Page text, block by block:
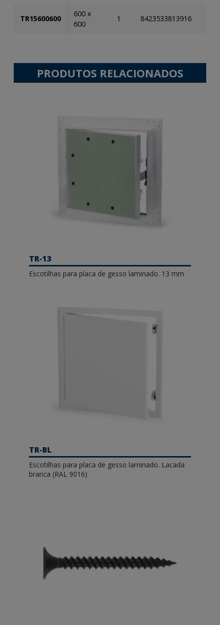
TR15600600
600 x
600
1 8423533813916
PRODUTOS RELACIONADOS
TR-13
Escotilhas para placa de gesso laminado. 13 mm
TR-BL
Escotilhas para placa de gesso laminado. Lacada
branca (RAL 9016)